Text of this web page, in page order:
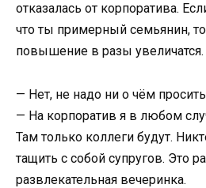
отказалась от корпоратива.
что ты примерный семьянин,
повышение в разы увеличатся.
— Нет, не надо ни о чём
— На корпоратив я в любом
Там только коллеги будут.
тащить с собой супругов. Это
развлекательная вечеринка.